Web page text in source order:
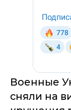
Военные
сняли на